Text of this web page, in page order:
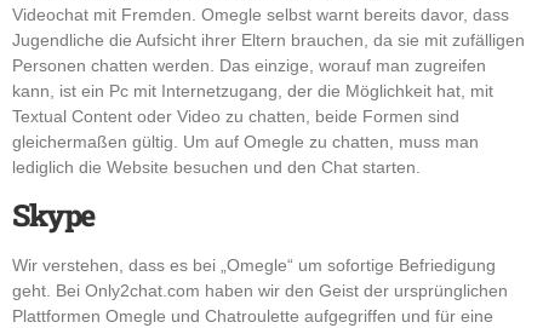
Videochat mit Fremden. Omegle selbst warnt bereits davor, dass
Jugendliche die Aufsicht ihrer Eltern brauchen, da sie mit zufälligen
Personen chatten werden. Das einzige, worauf man zugreifen
kann, ist ein Pc mit Internetzugang, der die Möglichkeit hat, mit
Textual Content oder Video zu chatten, beide Formen sind
gleichermaßen gültig. Um auf Omegle zu chatten, muss man
lediglich die Website besuchen und den Chat starten.
Skype
Wir verstehen, dass es bei „Omegle“ um sofortige Befriedigung
geht. Bei Only2chat.com haben wir den Geist der ursprünglichen
Plattformen Omegle und Chatroulette aufgegriffen und für eine